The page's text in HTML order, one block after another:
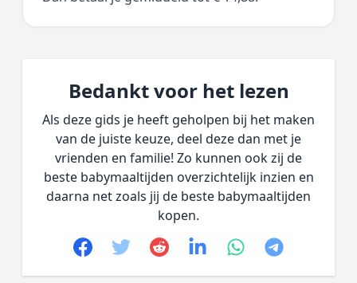
Bedankt voor het lezen
Als deze gids je heeft geholpen bij het maken
van de juiste keuze, deel deze dan met je
vrienden en familie! Zo kunnen ook zij de
beste babymaaltijden overzichtelijk inzien en
daarna net zoals jij de beste babymaaltijden
kopen.
Facebook
TwitterRedditlinkedinwhatsapp
telegram